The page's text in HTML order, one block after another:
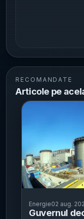
RECOMANDATE
Articole pe
Energie02 aug.
Guvernul